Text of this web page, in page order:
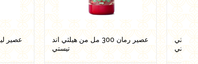
عصير رمان 300 مل من هيلثي اند
تيستي
مل من هيلثي
تيستي